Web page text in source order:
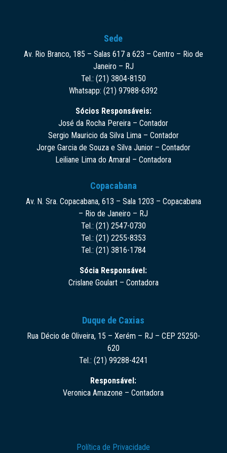
Sede
Av. Rio Branco, 185 – Salas 617 a 623 – Centro – Rio de
Janeiro – RJ
Tel.: (21) 3804-8150
Whatsapp: (21) 97988-6392
Sócios Responsáveis:
José da Rocha Pereira – Contador
Sergio Mauricio da Silva Lima – Contador
Jorge Garcia de Souza e Silva Junior – Contador
Leiliane Lima do Amaral – Contadora
Copacabana
Av. N. Sra. Copacabana, 613 – Sala 1203 – Copacabana
– Rio de Janeiro – RJ
Tel.: (21) 2547-0730
Tel.: (21) 2255-8353
Tel.: (21) 3816-1784
Sócia Responsável:
Crislane Goulart – Contadora
Duque de Caxias
Rua Décio de Oliveira, 15 – Xerém – RJ – CEP 25250-
620
Tel.: (21) 99288-4241
Responsável:
Veronica Amazone – Contadora
Política de Privacidade